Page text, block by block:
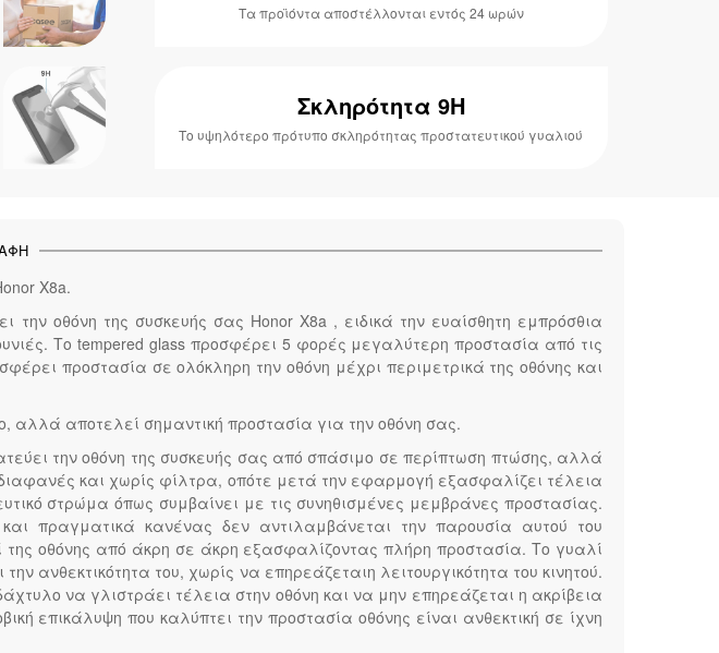
Τα προϊόντα αποστέλλονται εντός 24 ωρών
Σκληρότητα 9H
Το υψηλότερο πρότυπο σκληρότητας προστατευτικού γυαλιού
X8a.
την οθόνη της συσκευής σας Honor X8a , ειδικά την ευαίσθητη εμπρόσθια
Το tempered glass προσφέρει 5 φορές μεγαλύτερη προστασία από τις
προστασία σε ολόκληρη την οθόνη μέχρι περιμετρικά της οθόνης και
αλλά αποτελεί σημαντική προστασία για την οθόνη σας.
την οθόνη της συσκευής σας από σπάσιμο σε περίπτωση πτώσης, αλλά
και χωρίς φίλτρα, οπότε μετά την εφαρμογή εξασφαλίζει τέλεια
στρώμα όπως συμβαίνει με τις συνηθισμένες μεμβράνες προστασίας.
πραγματικά κανένας δεν αντιλαμβάνεται την παρουσία αυτού του
της οθόνης από άκρη σε άκρη εξασφαλίζοντας πλήρη προστασία. Το γυαλί
ανθεκτικότητα του, χωρίς να επηρεάζεταιη λειτουργικότητα του κινητού.
να γλιστράει τέλεια στην οθόνη και να μην επηρεάζεται η ακρίβεια
επικάλυψη που καλύπτει την προστασία οθόνης είναι ανθεκτική σε ίχνη